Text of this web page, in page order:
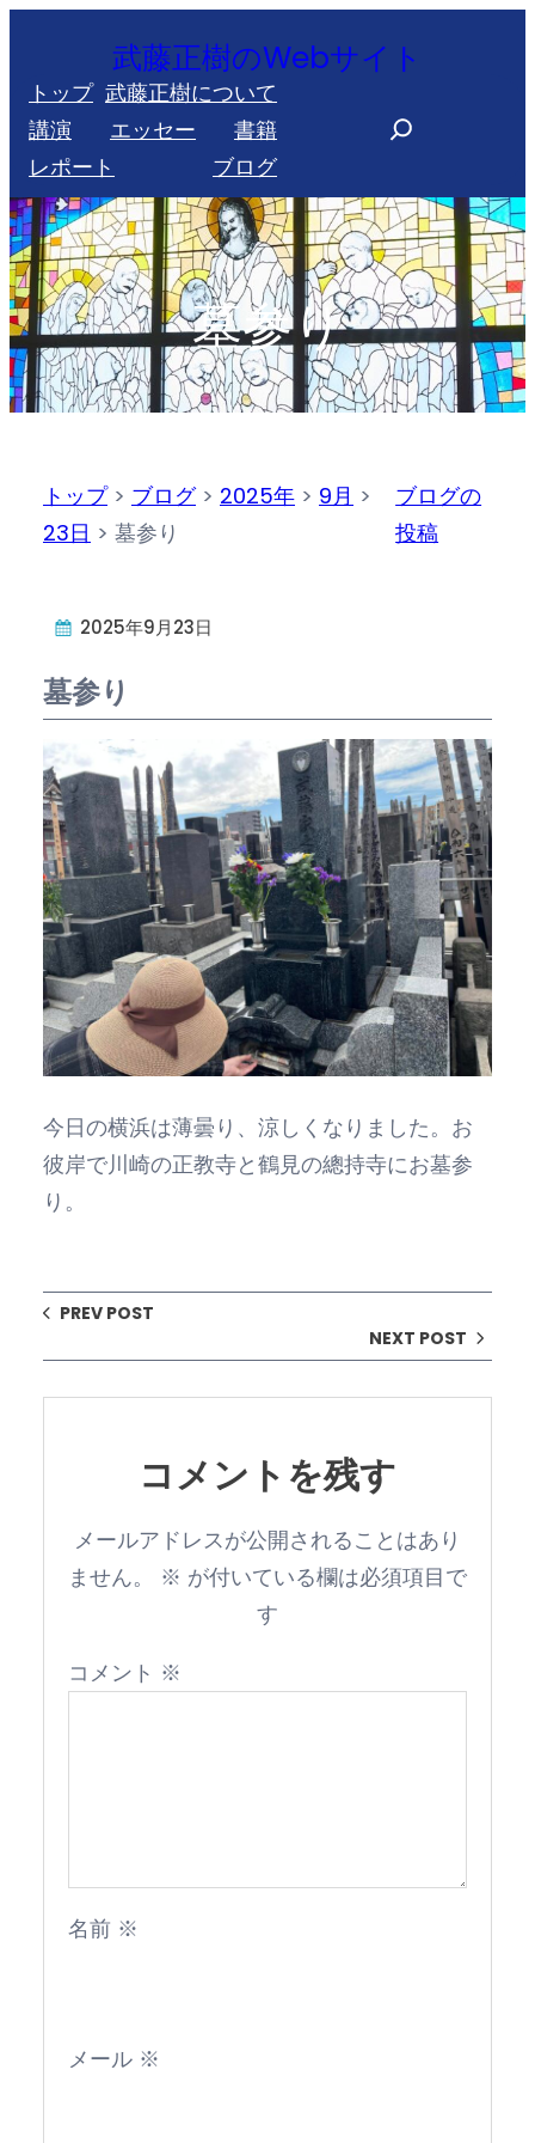
を
ス
キ
ッ
プ
武藤正樹のWebサイト
トップ 武藤正樹について
講演
エッセー
書籍
レポート
ブログ
r
c
h
墓参り
トップ> ブログ> 2025年 > 9月 >
23日 > 墓参り
ブログの
投稿
2025年9月23日
墓参り
今日の横浜は薄曇り、涼しくなりました。お
彼岸で川崎の正教寺と鶴見の總持寺にお墓参
り。
PREV POST
NEXT POST
コメントを残す
メールアドレスが公開されることはあり
ません。
※ が付いている欄は必須項目で
す
コメント ※
名前 ※
メール ※